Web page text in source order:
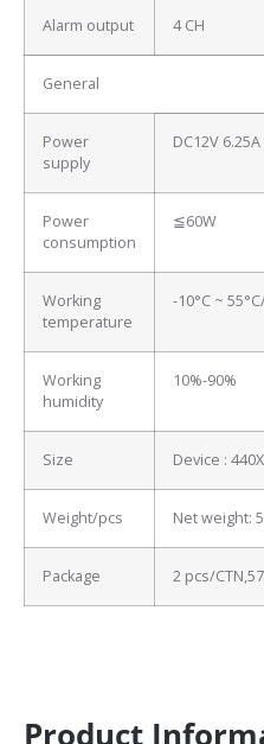
Alarm output 4 CH
General
Power
supply
DC12V 6.25A
Power
consumption
≦60W
Working
temperature
-10°C ~
Working
humidity
10%-90%
Size Device :
Weight/pcs Net weight:
Package 2 pcs/
Product